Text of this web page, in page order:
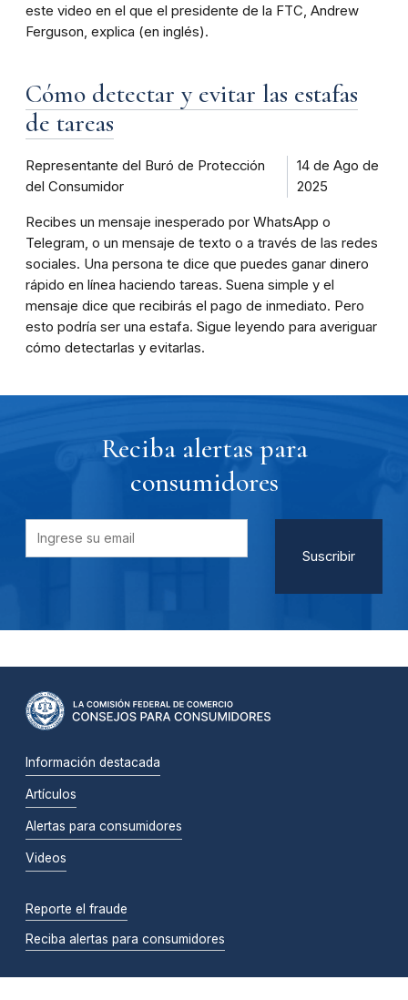
este video en el que el presidente de la FTC, Andrew
Ferguson, explica (en inglés).
Cómo detectar y evitar las estafas
de tareas
Representante del Buró de Protección
del Consumidor
14 de Ago de
2025
Recibes un mensaje inesperado por WhatsApp o
Telegram, o un mensaje de texto o a través de las redes
sociales. Una persona te dice que puedes ganar dinero
rápido en línea haciendo tareas. Suena simple y el
mensaje dice que recibirás el pago de inmediato. Pero
esto podría ser una estafa. Sigue leyendo para averiguar
cómo detectarlas y evitarlas.
Reciba alertas para
consumidores
Información destacada
Artículos
Alertas para consumidores
Videos
Reporte el fraude
Reciba alertas para consumidores